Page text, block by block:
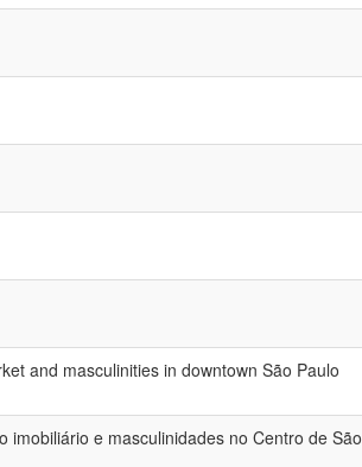
and masculinities in downtown São Paulo
imobiliário e masculinidades no Centro de São